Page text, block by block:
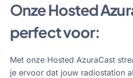
Onze Hosted
perfect voor:
Met onze Hosted AzuraCast
je ervoor dat jouw radiostation